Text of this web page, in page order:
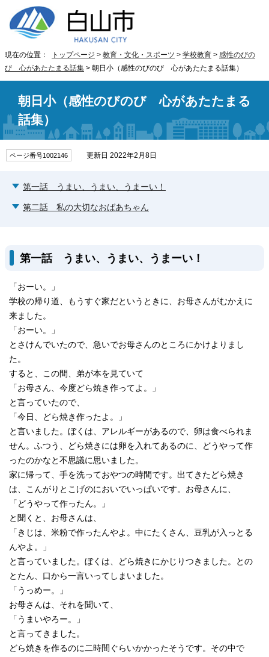
現在の位置： トップページ > 教育・文化・スポーツ > 学校教育 > 感性のびの
び 心があたたまる話集 > 朝日小（感性のびのび 心があたたまる話集）
朝日小（感性のびのび 心があたたまる
話集）
ページ番号1002146 更新日 2022年2月8日
第一話 うまい、うまい、うまーい！
第二話 私の大切なおばあちゃん
第一話 うまい、うまい、うまーい！
「おーい。」
学校の帰り道、もうすぐ家だというときに、お母さんがむかえに
来ました。
「おーい。」
とさけんでいたので、急いでお母さんのところにかけよりまし
た。
すると、この間、弟が本を見ていて
「お母さん、今度どら焼き作ってよ。」
と言っていたので、
「今日、どら焼き作ったよ。」
と言いました。ぼくは、アレルギーがあるので、卵は食べられま
せん。ふつう、どら焼きには卵を入れてあるのに、どうやって作
ったのかなと不思議に思いました。
家に帰って、手を洗っておやつの時間です。出てきたどら焼き
は、こんがりとこげのにおいでいっぱいです。お母さんに、
「どうやって作ったん。」
と聞くと、お母さんは、
「きじは、米粉で作ったんやよ。中にたくさん、豆乳が入っとる
んやよ。」
と言っていました。ぼくは、どら焼きにかじりつきました。との
とたん、口から一言いってしまいました。
「うっめー。」
お母さんは、それを聞いて、
「うまいやろー。」
と言ってきました。
どら焼きを作るのに二時間ぐらいかかったそうです。その中で